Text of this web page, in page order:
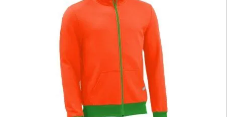
Optionen
können
auf
der
Produktseite
gewählt
werden